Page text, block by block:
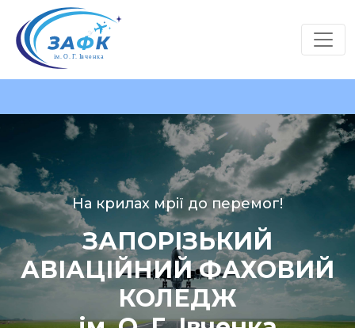
На крилах мрії до перемог!
ЗАПОРІЗЬКИЙ
АВІАЦІЙНИЙ ФАХОВИЙ
КОЛЕДЖ